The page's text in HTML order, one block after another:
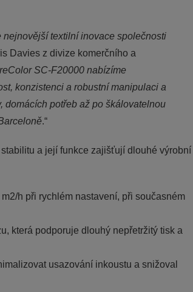
nejnovější textilní inovace společnosti
Davies z divize komerčního a
SC-F20000 nabízíme
konzistenci a robustní manipulaci a
domácích potřeb až po škálovatelnou
.“
a její funkce zajišťují dlouhé výrobní
h při rychlém nastavení, při současném
která podporuje dlouhý nepřetržitý tisk a
usazování inkoustu a snižoval